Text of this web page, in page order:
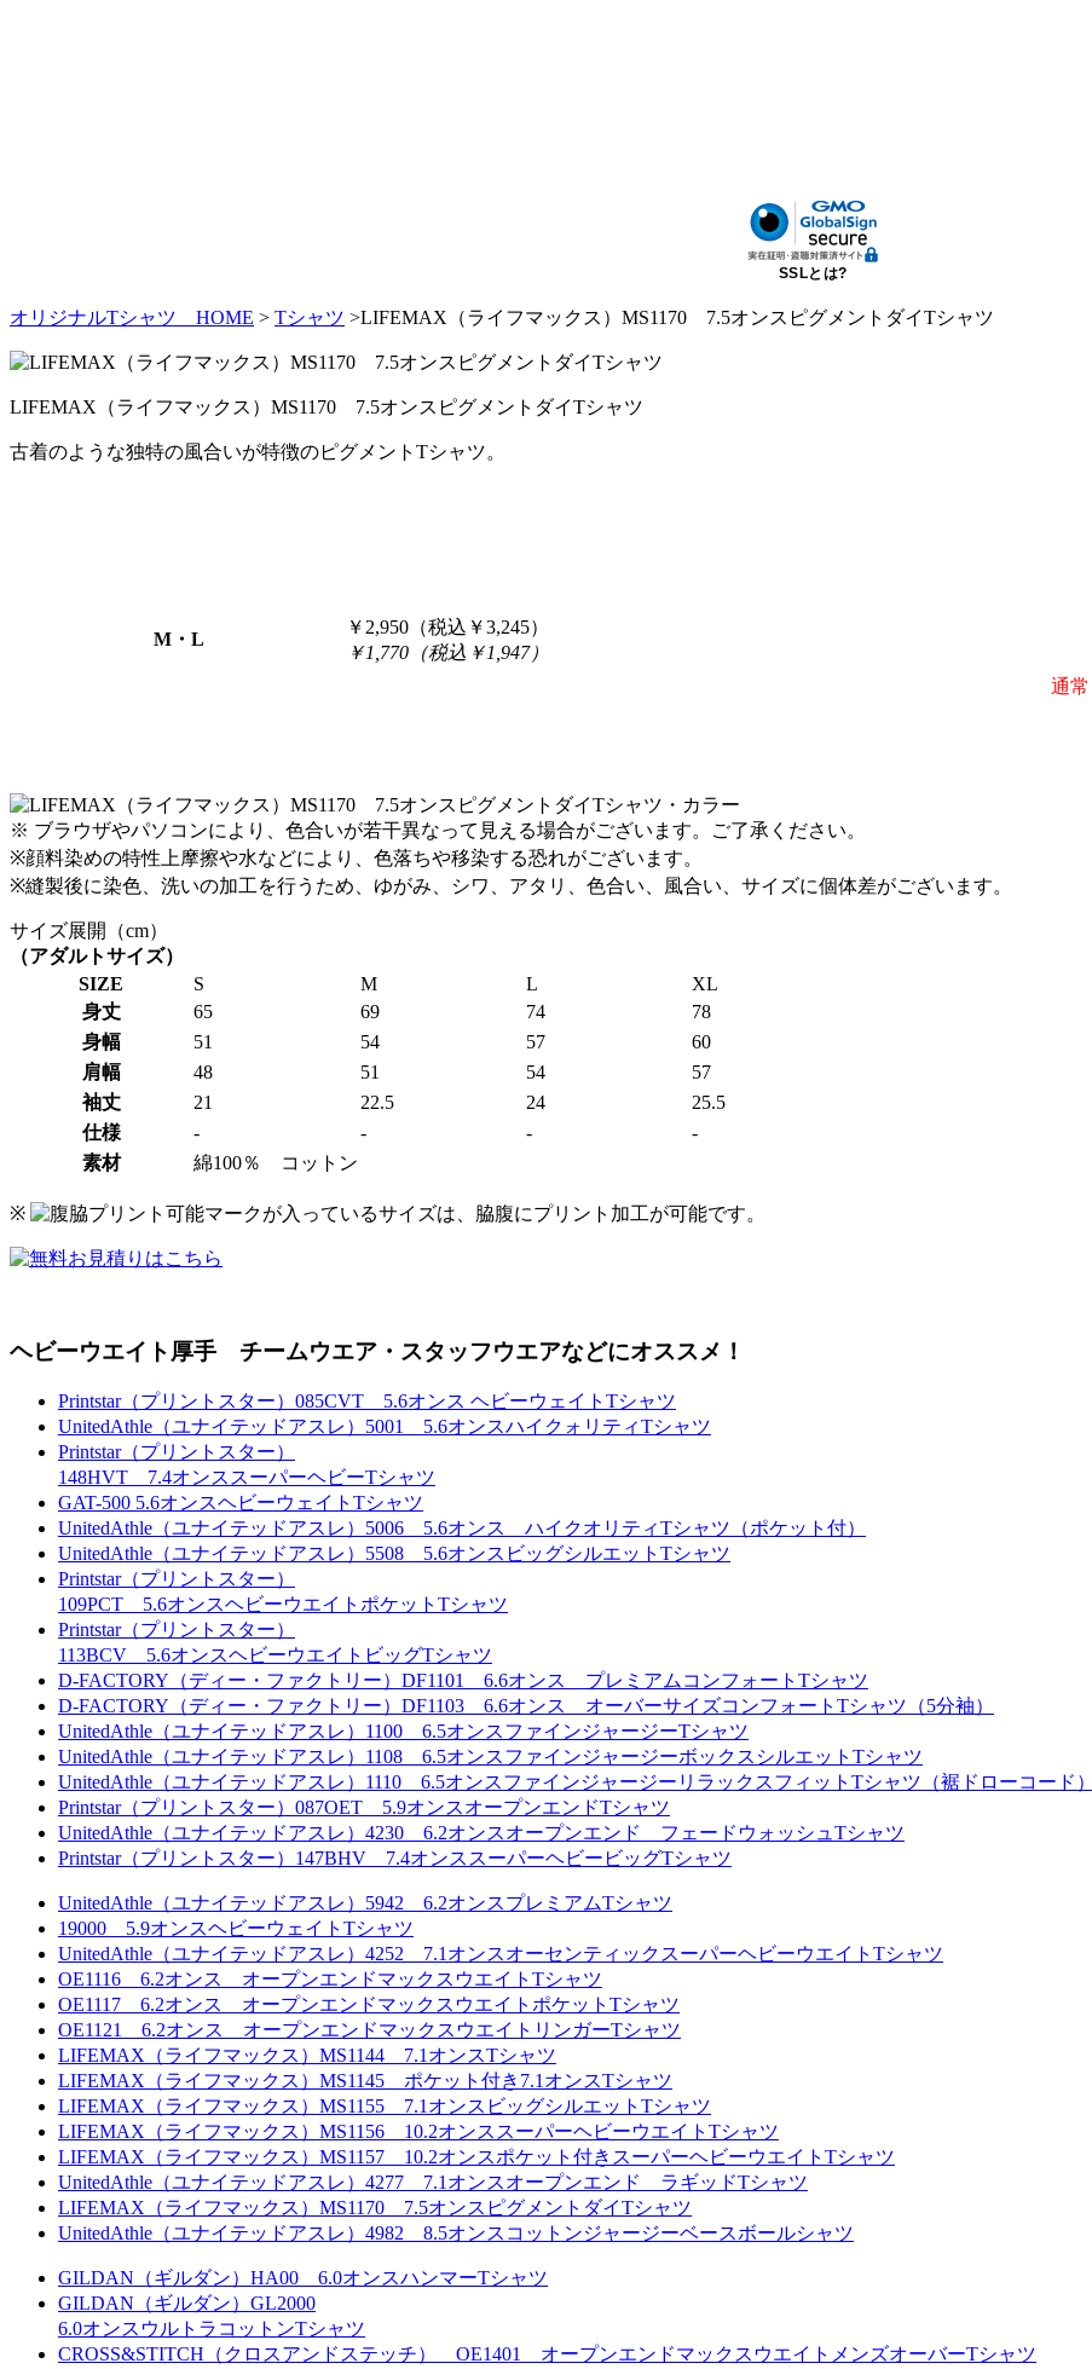
SSLとは?
オリジナルTシャツ HOME > Tシャツ >LIFEMAX（ライフマックス）MS1170 7.5オンスピグメントダイTシャツ
LIFEMAX（ライフマックス）MS1170 7.5オンスピグメントダイTシャツ
古着のような独特の風合いが特徴のピグメントTシャツ。
M・L
￥2,950（税込￥3,245）
￥1,770（税込￥1,947）
通
※ ブラウザやパソコンにより、色合いが若干異なって見える場合がございます。ご了承ください。
※顔料染めの特性上摩擦や水などにより、色落ちや移染する恐れがございます。
※縫製後に染色、洗いの加工を行うため、ゆがみ、シワ、アタリ、色合い、風合い、サイズに個体差がございます。
サイズ展開（cm）
（アダルトサイズ）
SIZE
S M L
XL
身丈
65 69 74
78
身幅
51 54 57
60
肩幅
48 51 54
57
袖丈
21 22.5 24
25.5
仕様
- - -
-
素材
綿100％ コットン
※ マークが入っているサイズは、脇腹にプリント加工が可能です。
ヘビーウエイト厚手 チームウエア・スタッフウエアなどにオススメ！
Printstar（プリントスター）085CVT 5.6オンス ヘビーウェイトTシャツ
UnitedAthle（ユナイテッドアスレ）5001 5.6オンスハイクォリティTシャツ
Printstar（プリントスター）
148HVT 7.4オンススーパーヘビーTシャツ
GAT-500 5.6オンスヘビーウェイトTシャツ
UnitedAthle（ユナイテッドアスレ）5006 5.6オンス ハイクオリティTシャツ（ポケット付）
UnitedAthle（ユナイテッドアスレ）5508 5.6オンスビッグシルエットTシャツ
Printstar（プリントスター）
109PCT 5.6オンスヘビーウエイトポケットTシャツ
Printstar（プリントスター）
113BCV 5.6オンスヘビーウエイトビッグTシャツ
D-FACTORY（ディー・ファクトリー）DF1101 6.6オンス プレミアムコンフォートTシャツ
D-FACTORY（ディー・ファクトリー）DF1103 6.6オンス オーバーサイズコンフォートTシャツ（5分袖）
UnitedAthle（ユナイテッドアスレ）1100 6.5オンスファインジャージーTシャツ
UnitedAthle（ユナイテッドアスレ）1108 6.5オンスファインジャージーボックスシルエットTシャツ
UnitedAthle（ユナイテッドアスレ）1110 6.5オンスファインジャージーリラックスフィットTシャツ（裾ドローコード）
Printstar（プリントスター）087OET 5.9オンスオープンエンドTシャツ
UnitedAthle（ユナイテッドアスレ）4230 6.2オンスオープンエンド フェードウォッシュTシャツ
Printstar（プリントスター）147BHV 7.4オンススーパーヘビービッグTシャツ
UnitedAthle（ユナイテッドアスレ）5942 6.2オンスプレミアムTシャツ
19000 5.9オンスヘビーウェイトTシャツ
UnitedAthle（ユナイテッドアスレ）4252 7.1オンスオーセンティックスーパーヘビーウエイトTシャツ
OE1116 6.2オンス オープンエンドマックスウエイトTシャツ
OE1117 6.2オンス オープンエンドマックスウエイトポケットTシャツ
OE1121 6.2オンス オープンエンドマックスウエイトリンガーTシャツ
LIFEMAX（ライフマックス）MS1144 7.1オンスTシャツ
LIFEMAX（ライフマックス）MS1145 ポケット付き7.1オンスTシャツ
LIFEMAX（ライフマックス）MS1155 7.1オンスビッグシルエットTシャツ
LIFEMAX（ライフマックス）MS1156 10.2オンススーパーヘビーウエイトTシャツ
LIFEMAX（ライフマックス）MS1157 10.2オンスポケット付きスーパーヘビーウエイトTシャツ
UnitedAthle（ユナイテッドアスレ）4277 7.1オンスオープンエンド ラギッドTシャツ
LIFEMAX（ライフマックス）MS1170 7.5オンスピグメントダイTシャツ
UnitedAthle（ユナイテッドアスレ）4982 8.5オンスコットンジャージーベースボールシャツ
GILDAN（ギルダン）HA00 6.0オンスハンマーTシャツ
GILDAN（ギルダン）GL2000
6.0オンスウルトラコットンTシャツ
CROSS&STITCH（クロスアンドステッチ） OE1401 オープンエンドマックスウエイトメンズオーバーTシャツ